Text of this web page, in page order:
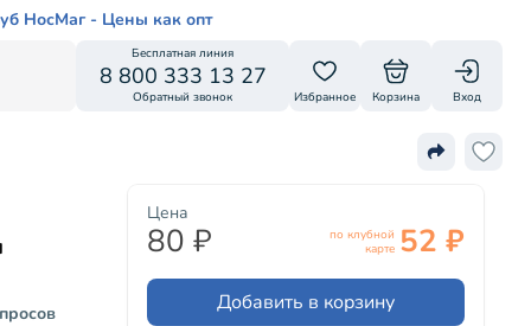
НосМаг - Цены как опт
Бесплатная линия
8 800 333 13 27
Обратный звонок Избранное Корзина Вход
Цена
80 ₽
по клубной
карте 52 ₽
Добавить в корзину